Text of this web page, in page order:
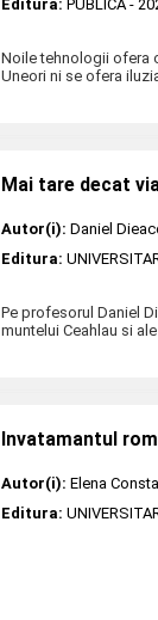
Editura: PUBLICA -
Noile tehnologii ofera
Uneori ni se ofera
Mai tare decat
Autor(i): Daniel
Editura:
Pe profesorul Daniel
muntelui Ceahlau si
Invatamantul
Autor(i): Elena
Editura: